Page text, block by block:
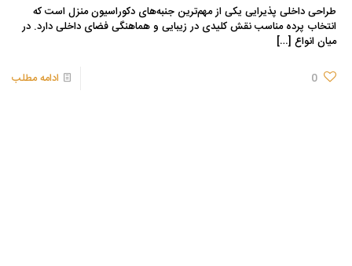
طراحی داخلی پذیرایی یکی از مهم‌ترین جنبه‌های دکوراسیون منزل است که
انتخاب پرده مناسب نقش کلیدی در زیبایی و هماهنگی فضای داخلی دارد. در
میان انواع […]
0 ادامه مطلب